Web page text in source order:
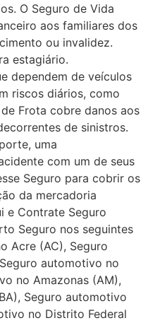
O Seguro de Vida
aos familiares dos
ou invalidez.
estagiário.
dependem de veículos
riscos diários, como
Frota cobre danos aos
de sinistros.
uma
com um de seus
Seguro para cobrir os
da mercadoria
e Contrate Seguro
Seguro nos seguintes
Acre (AC), Seguro
automotivo no
no Amazonas (AM),
Seguro automotivo
no Distrito Federal